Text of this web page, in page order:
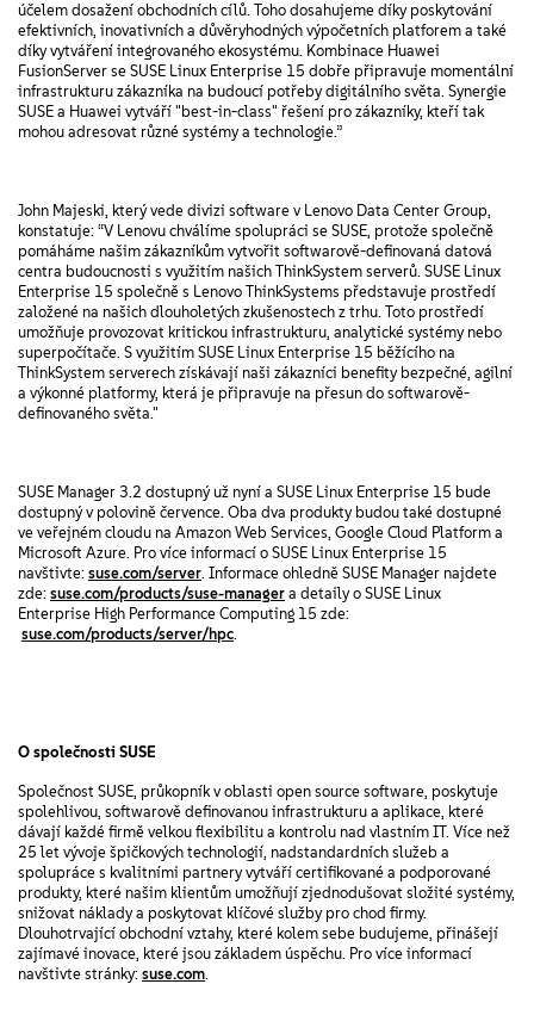
účelem dosažení obchodních cílů. Toho dosahujeme díky poskytování
efektivních, inovativních a důvěryhodných výpočetních platforem a také
díky vytváření integrovaného ekosystému. Kombinace Huawei
FusionServer se SUSE Linux Enterprise 15 dobře připravuje momentální
infrastrukturu zákazníka na budoucí potřeby digitálního světa. Synergie
SUSE a Huawei vytváří "best-in-class" řešení pro zákazníky, kteří tak
mohou adresovat různé systémy a technologie.”
John Majeski, který vede divizi software v Lenovo Data Center Group,
konstatuje: “V Lenovu chválíme spolupráci se SUSE, protože společně
pomáháme našim zákazníkům vytvořit softwarově-definovaná datová
centra budoucnosti s využitím našich ThinkSystem serverů. SUSE Linux
Enterprise 15 společně s Lenovo ThinkSystems představuje prostředí
založené na našich dlouholetých zkušenostech z trhu. Toto prostředí
umožňuje provozovat kritickou infrastrukturu, analytické systémy nebo
superpočítače. S využitím SUSE Linux Enterprise 15 běžícího na
ThinkSystem serverech získávají naši zákazníci benefity bezpečné, agilní
a výkonné platformy, která je připravuje na přesun do softwarově-
definovaného světa."
SUSE Manager 3.2 dostupný už nyní a SUSE Linux Enterprise 15 bude
dostupný v polovině července. Oba dva produkty budou také dostupné
ve veřejném cloudu na Amazon Web Services, Google Cloud Platform a
Microsoft Azure. Pro více informací o SUSE Linux Enterprise 15
navštivte: suse.com/server. Informace ohledně SUSE Manager najdete
zde: suse.com/products/suse-manager a detaily o SUSE Linux
Enterprise High Performance Computing 15 zde:
suse.com/products/server/hpc.
O společnosti SUSE
Společnost SUSE, průkopník v oblasti open source software, poskytuje
spolehlivou, softwarově definovanou infrastrukturu a aplikace, které
dávají každé firmě velkou flexibilitu a kontrolu nad vlastním IT. Více než
25 let vývoje špičkových technologií, nadstandardních služeb a
spolupráce s kvalitními partnery vytváří certifikované a podporované
produkty, které našim klientům umožňují zjednodušovat složité systémy,
snižovat náklady a poskytovat klíčové služby pro chod firmy.
Dlouhotrvající obchodní vztahy, které kolem sebe budujeme, přinášejí
zajímavé inovace, které jsou základem úspěchu. Pro více informací
navštivte stránky: suse.com.